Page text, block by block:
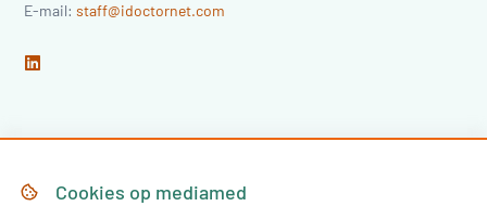
E-mail:staff@idoctornet.com
HomeCookies op mediamed